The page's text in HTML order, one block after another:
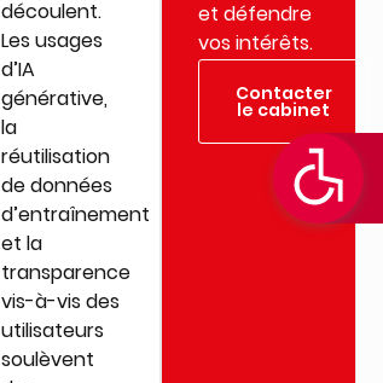
découlent.
Les usages
d’IA
générative,
la
réutilisation
de données
d’entraînement
et la
transparence
vis-à-vis des
utilisateurs
soulèvent
et défendre
vos intérêts.
Contacter
le cabinet